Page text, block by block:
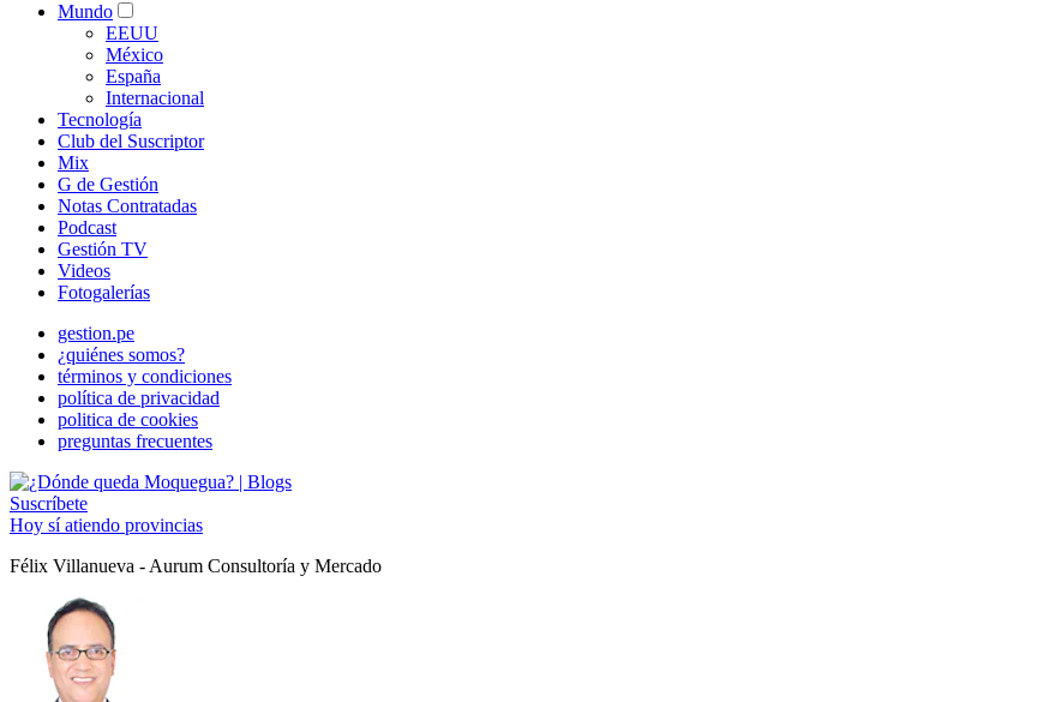
Mundo
EEUU
México
España
Internacional
Tecnología
Club del Suscriptor
Mix
G de Gestión
Notas Contratadas
Podcast
Gestión TV
Videos
Fotogalerías
gestion.pe
¿quiénes somos?
términos y condiciones
política de privacidad
politica de cookies
preguntas frecuentes
Suscríbete
Hoy sí atiendo provincias
Félix Villanueva - Aurum Consultoría y Mercado